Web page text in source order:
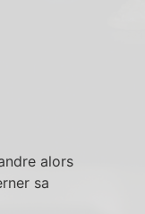
alors
sa